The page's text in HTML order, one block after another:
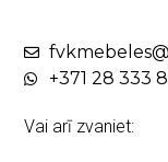
+371 28 333
Vai arī zvaniet: